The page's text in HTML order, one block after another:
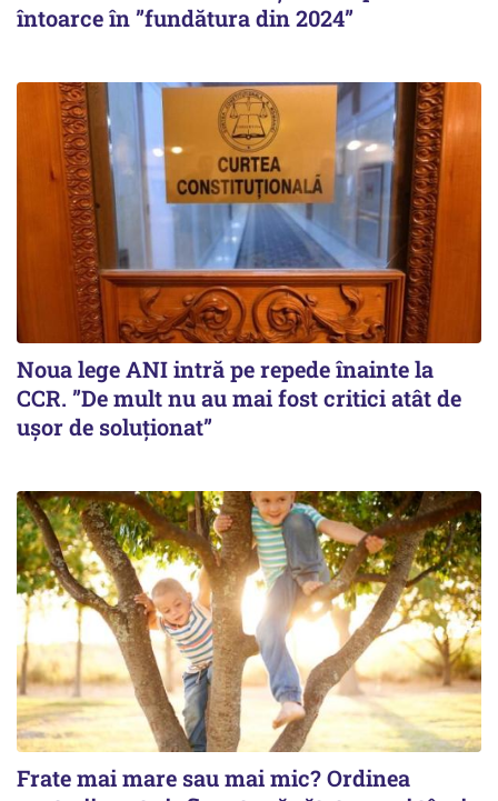
întoarce în ”fundătura din 2024”
Noua lege ANI intră pe repede înainte la
CCR. ”De mult nu au mai fost critici atât de
ușor de soluționat”
Frate mai mare sau mai mic? Ordinea